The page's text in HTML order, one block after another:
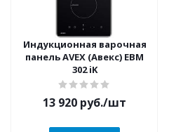
Индукционная варочная
панель AVEX (Авекс) EBM
302 iK
13 920 руб./шт